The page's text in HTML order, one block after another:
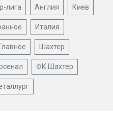
лига Англия Киев
Италия
Главное Шахтер
ФК Шахтер